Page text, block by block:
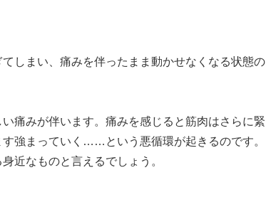
しまい、痛みを伴ったまま動かせなくなる状態の
痛みが伴います。痛みを感じると筋肉はさらに緊
強まっていく……という悪循環が起きるのです。
近なものと言えるでしょう。